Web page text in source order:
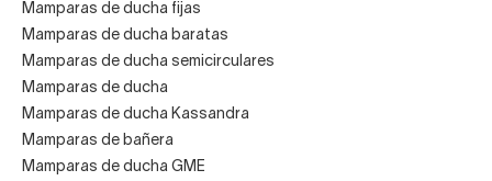
Mamparas de ducha fijas
Mamparas de ducha baratas
Mamparas de ducha semicirculares
Mamparas de ducha
Mamparas de ducha Kassandra
Mamparas de bañera
Mamparas de ducha GME